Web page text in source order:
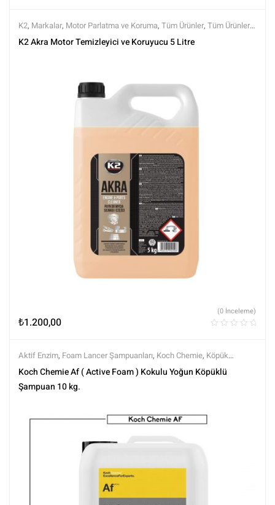
K2, Markalar, Motor Parlatma ve Koruma, Tüm Ürünler, Tüm Ürünler,
Yıkama Ürünleri
K2 Akra Motor Temizleyici ve Koruyucu 5 Litre
₺1.200,00
(0 İnceleme)
Aktif Enzim, Foam Lancer Şampuanları, Koch Chemie, Köpük
Örtüleri,Markalar, Şampuanlar,Tüm Ürünler ,Tüm Ürünler,Yıkama
Ürünleri
Koch Chemie Af ( Active Foam ) Kokulu Yoğun Köpüklü
Şampuan 10 kg.